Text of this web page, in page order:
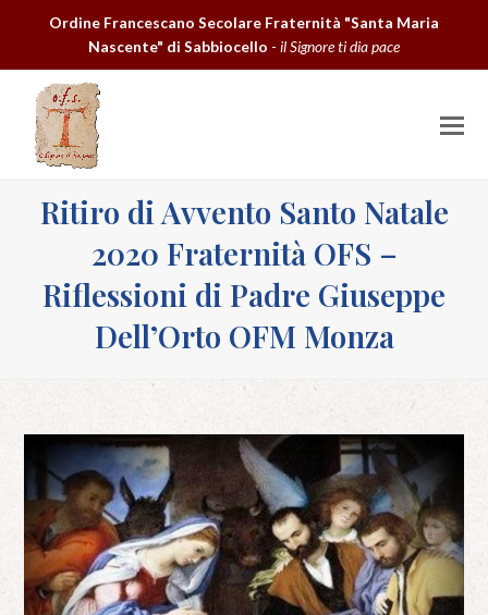
Ordine Francescano Secolare Fraternità "Santa Maria
Nascente" di Sabbiocello - il Signore ti dia pace
Ritiro di Avvento Santo Natale
2020 Fraternità OFS –
Riflessioni di Padre Giuseppe
Dell’Orto OFM Monza